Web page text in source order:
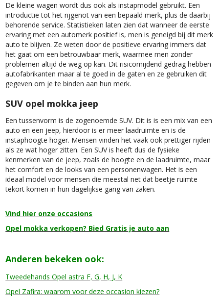
De kleine wagen wordt dus ook als instapmodel gebruikt. Een
introductie tot het rijgenot van een bepaald merk, plus de daarbij
behorende service. Statistieken laten zien dat wanneer de eerste
ervaring met een automerk positief is, men is geneigd bij dit merk
auto te blijven. Ze weten door de positieve ervaring immers dat
het gaat om een betrouwbaar merk, waarmee men zonder
problemen altijd de weg op kan. Dit risicomijdend gedrag hebben
autofabrikanten maar al te goed in de gaten en ze gebruiken dit
gegeven om je te binden aan hun merk.
SUV opel mokka jeep
Een tussenvorm is de zogenoemde SUV. Dit is is een mix van een
auto en een jeep, hierdoor is er meer laadruimte en is de
instaphoogte hoger. Mensen vinden het vaak ook prettiger rijden
als ze wat hoger zitten. Een SUV is heeft dus de fysieke
kenmerken van de jeep, zoals de hoogte en de laadruimte, maar
het comfort en de looks van een personenwagen. Het is een
ideaal model voor mensen die meestal net dat beetje ruimte
tekort komen in hun dagelijkse gang van zaken.
Vind hier onze occasions
Opel mokka verkopen? Bied Gratis je auto aan
Anderen bekeken ook:
Tweedehands Opel astra F, G, H, J, K
Opel Zafira: waarom voor deze occasion kiezen?